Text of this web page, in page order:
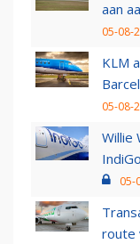
aan
05-08-
KLM
05-08-
Willie
05-
route